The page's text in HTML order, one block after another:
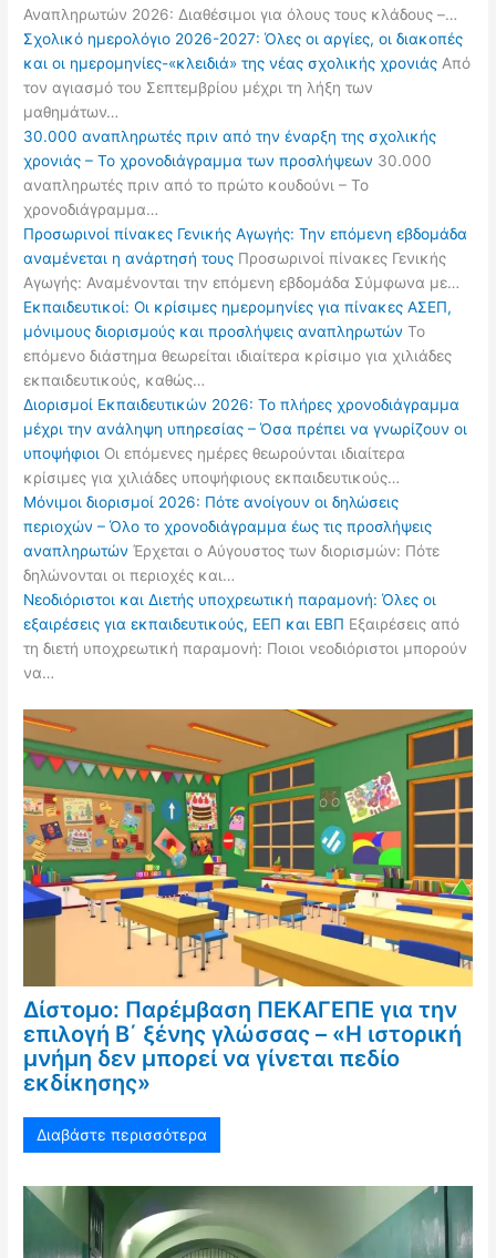
Αναπληρωτών 2026: Διαθέσιμοι για όλους τους κλάδους –…
Σχολικό ημερολόγιο 2026-2027: Όλες οι αργίες, οι διακοπές
και οι ημερομηνίες-«κλειδιά» της νέας σχολικής χρονιάς Από
τον αγιασμό του Σεπτεμβρίου μέχρι τη λήξη των
μαθημάτων…
30.000 αναπληρωτές πριν από την έναρξη της σχολικής
χρονιάς – Το χρονοδιάγραμμα των προσλήψεων 30.000
αναπληρωτές πριν από το πρώτο κουδούνι – Το
χρονοδιάγραμμα…
Προσωρινοί πίνακες Γενικής Αγωγής: Την επόμενη εβδομάδα
αναμένεται η ανάρτησή τους Προσωρινοί πίνακες Γενικής
Αγωγής: Αναμένονται την επόμενη εβδομάδα Σύμφωνα με…
Εκπαιδευτικοί: Οι κρίσιμες ημερομηνίες για πίνακες ΑΣΕΠ,
μόνιμους διορισμούς και προσλήψεις αναπληρωτών Το
επόμενο διάστημα θεωρείται ιδιαίτερα κρίσιμο για χιλιάδες
εκπαιδευτικούς, καθώς…
Διορισμοί Εκπαιδευτικών 2026: Το πλήρες χρονοδιάγραμμα
μέχρι την ανάληψη υπηρεσίας – Όσα πρέπει να γνωρίζουν οι
υποψήφιοι Οι επόμενες ημέρες θεωρούνται ιδιαίτερα
κρίσιμες για χιλιάδες υποψήφιους εκπαιδευτικούς…
Μόνιμοι διορισμοί 2026: Πότε ανοίγουν οι δηλώσεις
περιοχών – Όλο το χρονοδιάγραμμα έως τις προσλήψεις
αναπληρωτών Έρχεται ο Αύγουστος των διορισμών: Πότε
δηλώνονται οι περιοχές και…
Νεοδιόριστοι και Διετής υποχρεωτική παραμονή: Όλες οι
εξαιρέσεις για εκπαιδευτικούς, ΕΕΠ και ΕΒΠ Εξαιρέσεις από
τη διετή υποχρεωτική παραμονή: Ποιοι νεοδιόριστοι μπορούν
να…
Δίστομο: Παρέμβαση ΠΕΚΑΓΕΠΕ για την
επιλογή Β΄ ξένης γλώσσας – «Η ιστορική
μνήμη δεν μπορεί να γίνεται πεδίο
εκδίκησης»
Διαβάστε περισσότερα